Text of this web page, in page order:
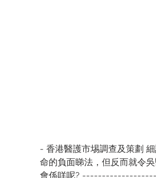
- 香港醫護市埸調查及策劃
命的負面睇法，但反而就令
會係咩呢?